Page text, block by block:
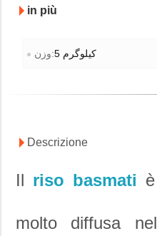
in più
وزن: 5 کیلوگرم
Descrizione
Il riso basmati
molto diffusa